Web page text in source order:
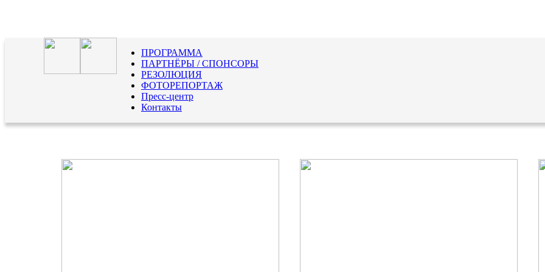
ПРОГРАММА
ПАРТНЁРЫ / СПОНСОРЫ
РЕЗОЛЮЦИЯ
ФОТОРЕПОРТАЖ
Пресс-центр
Контакты